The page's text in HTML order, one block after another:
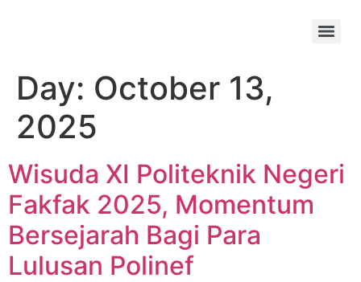
Day: October 13,
2025
Wisuda XI Politeknik Negeri
Fakfak 2025, Momentum
Bersejarah Bagi Para
Lulusan Polinef